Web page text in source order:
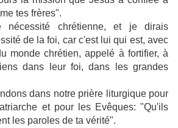
tes frères".
chrétienne, et je dirais
de la foi, car c'est lui qui est, avec
monde chrétien, appelé à fortifier, à
dans leur foi, dans les grandes
dans notre prière liturgique pour
et pour les Evêques: "Qu'ils
les paroles de ta vérité".